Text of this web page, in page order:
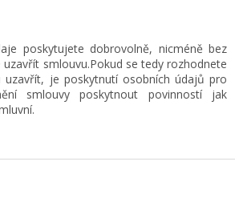
poskytujete dobrovolně, nicméně bez
uzavřít smlouvu.Pokud se tedy rozhodnete
uzavřít, je poskytnutí osobních údajů pro
smlouvy poskytnout povinností jak